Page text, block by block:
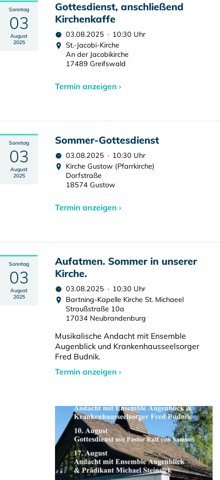
Sonntag
03
August
2025
Gottesdienst, anschließend
Kirchenkaffe
03.08.2025 · 10:30 Uhr
St.-Jacobi-Kirche
An der Jacobikirche
17489 Greifswald
Termin anzeigen ›
Sonntag
03
August
2025
Sommer-Gottesdienst
03.08.2025 · 10:30 Uhr
Kirche Gustow (Pfarrkirche)
Dorfstraße
18574 Gustow
Termin anzeigen ›
Sonntag
03
August
2025
Aufatmen. Sommer in unserer
Kirche.
03.08.2025 · 10:30 Uhr
Bartning-Kapelle Kirche St. Michaeel
Straußstraße 10a
17034 Neubrandenburg
Musikalische Andacht mit Ensemble
Augenblick und Krankenhausseelsorger
Fred Budnik.
Termin anzeigen ›